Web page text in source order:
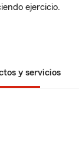
ejercicio.
y servicios